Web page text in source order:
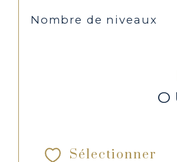
Nombre de niveaux
Sélectionner